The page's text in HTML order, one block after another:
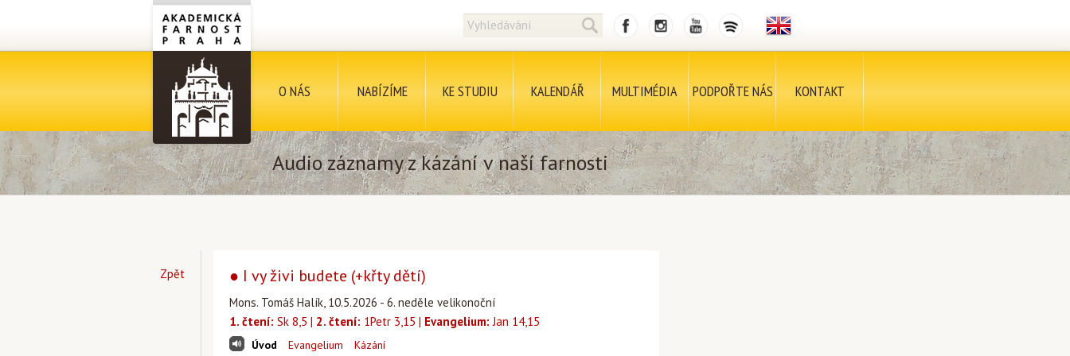
O NÁS NABÍZÍME KE STUDIU KALENDÁŘ MULTIMÉDIA PODPOŘTE NÁS KONTAKT
Audio záznamy z kázání v naší farnosti
Zpět ● I vy živi budete (+křty dětí)
Mons. Tomáš Halík, 10.5.2026 - 6. neděle velikonoční
1. čtení: Sk 8,5 | 2. čtení: 1Petr 3,15 | Evangelium: Jan 14,15
Úvod Evangelium Kázání